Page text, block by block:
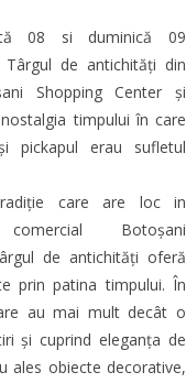
08 si duminică 09
Târgul de antichități din
Shopping Center și
timpului în care
pickapul erau sufletul
care are loc in
Botoșani
de antichități oferă
prin patina timpului. În
au mai mult decât o
și cuprind eleganța de
ales obiecte decorative,